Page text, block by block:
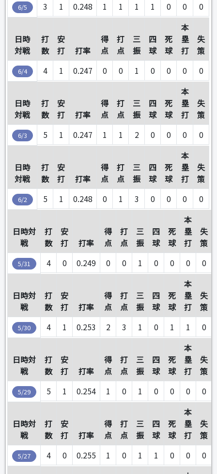
6/5 3 1 0.248 1 1 1 1 0 0 0
日時
対戦
打
数
安
打
打率
得
点
打
点
三
振
四
球
死
球
本
塁
打
失
策
6/4 4 1 0.247 0 0 1 0 0 0 0
日時
対戦
打
数
安
打
打率
得
点
打
点
三
振
四
球
死
球
本
塁
打
失
策
6/3 5 1 0.247 1 1 2 0 0 0 0
日時
対戦
打
数
安
打
打率
得
点
打
点
三
振
四
球
死
球
本
塁
打
失
策
6/2 5 1 0.248 0 1 3 0 0 0 0
日時対
戦
打
数
安
打
打率
得
点
打
点
三
振
四
球
死
球
本
塁
打
失
策
5/31 4 0 0.249 0 0 1 0 0 0 0
日時対
戦
打
数
安
打
打率
得
点
打
点
三
振
四
球
死
球
本
塁
打
失
策
5/30 4 1 0.253 2 3 1 0 1 1 0
日時対
戦
打
数
安
打
打率
得
点
打
点
三
振
四
球
死
球
本
塁
打
失
策
5/29 5 1 0.254 1 0 1 0 0 0 0
日時対
戦
打
数
安
打
打率
得
点
打
点
三
振
四
球
死
球
本
塁
打
失
策
5/27 4 0 0.255 1 0 1 1 0 0
0